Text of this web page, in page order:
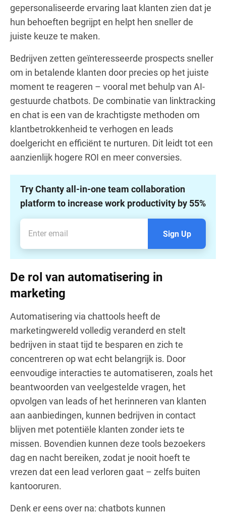
gepersonaliseerde ervaring laat klanten zien dat je
hun behoeften begrijpt en helpt hen sneller de
juiste keuze te maken.
Bedrijven zetten geïnteresseerde prospects sneller
om in betalende klanten door precies op het juiste
moment te reageren – vooral met behulp van AI-
gestuurde chatbots. De combinatie van linktracking
en chat is een van de krachtigste methoden om
klantbetrokkenheid te verhogen en leads
doelgericht en efficiënt te nurturen. Dit leidt tot een
aanzienlijk hogere ROI en meer conversies.
Try Chanty all-in-one team collaboration
platform to increase work productivity by 55%
Sign Up
De rol van automatisering in
marketing
Automatisering via chattools heeft de
marketingwereld volledig veranderd en stelt
bedrijven in staat tijd te besparen en zich te
concentreren op wat echt belangrijk is. Door
eenvoudige interacties te automatiseren, zoals het
beantwoorden van veelgestelde vragen, het
opvolgen van leads of het herinneren van klanten
aan aanbiedingen, kunnen bedrijven in contact
blijven met potentiële klanten zonder iets te
missen. Bovendien kunnen deze tools bezoekers
dag en nacht bereiken, zodat je nooit hoeft te
vrezen dat een lead verloren gaat – zelfs buiten
kantooruren.
Denk er eens over na: chatbots kunnen